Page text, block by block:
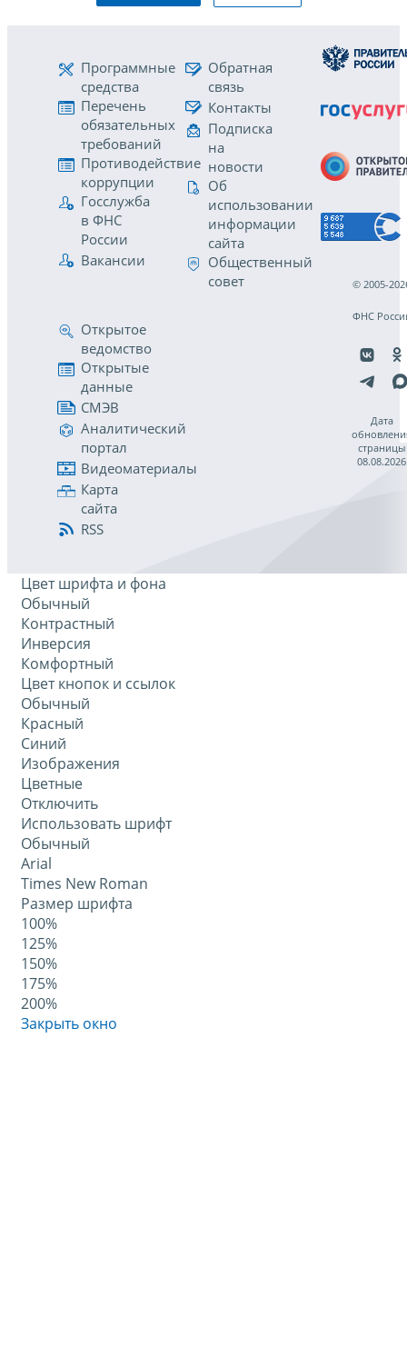
Программные
средства
Перечень
обязательных
требований
Противодействие
коррупции
Госслужба
в ФНС
России
Вакансии
Обратная
связь
Контакты
Подписка
на
новости
Об
использовании
информации
сайта
Общественный
совет
Открытое
ведомство
Открытые
данные
СМЭВ
Аналитический
портал
Видеоматериалы
Карта
сайта
RSS
© 2005-
ФНС
Дата
страницы
08.08.2026
Цвет шрифта и фона
Обычный
Контрастный
Инверсия
Комфортный
Цвет кнопок и ссылок
Обычный
Красный
Синий
Изображения
Цветные
Отключить
Использовать шрифт
Обычный
Arial
Times New Roman
Размер шрифта
100%
125%
150%
175%
200%
Закрыть окно